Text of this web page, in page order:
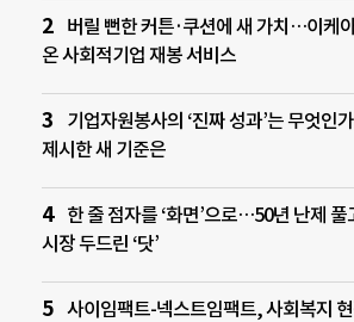
버릴 뻔한 커튼·쿠션에 새 가치…이케
온 사회적기업 재봉 서비스
기업자원봉사의 ‘진짜 성과’는 무엇인
제시한 새 기준은
한 줄 점자를 ‘화면’으로…50년 난제 풀
시장 두드린 ‘닷’
사이임팩트-넥스트임팩트, 사회복지 현